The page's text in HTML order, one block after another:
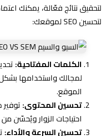
لتحقيق نتائج فعّالة، يمكنك
لتحسين SEO لموقعك:
الكلمات المفتاحية:
لمجالك واستخدامها
الموقع.
تحسين المحتوى:
احتياجات الزوار ويُحسّن
تحسين السرعة والأداء: